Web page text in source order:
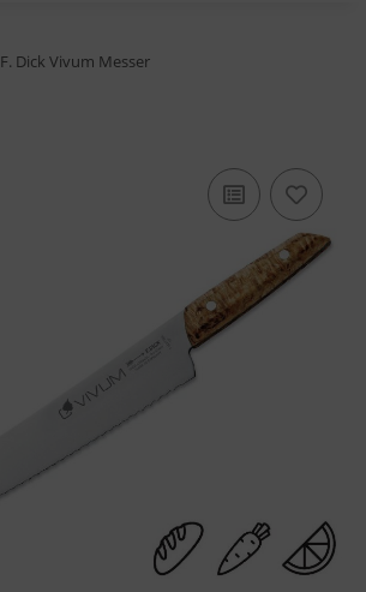
F. Dick Vivum Messer